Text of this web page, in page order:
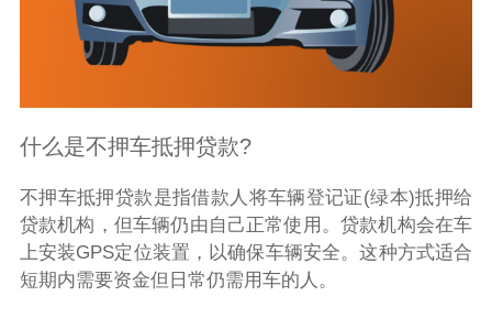
什么是不押车抵押贷款?
不押车抵押贷款是指借款人将车辆登记证(绿本)抵押给
贷款机构，但车辆仍由自己正常使用。贷款机构会在车
上安装GPS定位装置，以确保车辆安全。这种方式适合
短期内需要资金但日常仍需用车的人。